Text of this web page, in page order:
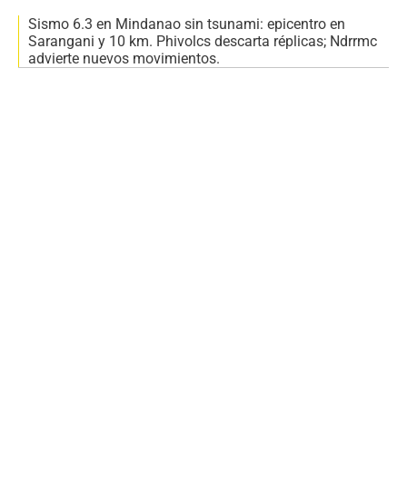
Sismo 6.3 en Mindanao sin tsunami: epicentro en
Sarangani y 10 km. Phivolcs descarta réplicas; Ndrrmc
advierte nuevos movimientos.